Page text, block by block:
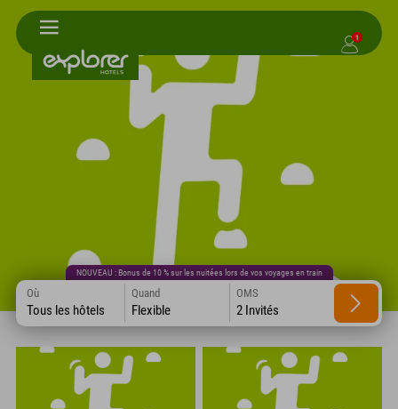
1
NOUVEAU : Bonus de 10 % sur les nuitées lors de vos voyages en train
Où
Tous les hôtels
Quand
Flexible
OMS
2 Invités